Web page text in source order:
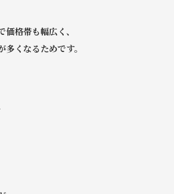
格帯も幅広く、
くなるためです。